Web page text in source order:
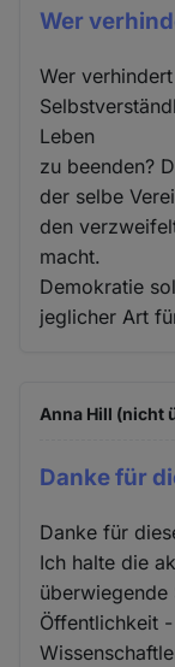
Wer
Wer
Leben
zu beenden?
der selbe
den
macht.
Demokratie
jeglicher Art
Anna Hill (nicht
Danke für
Danke für
Ich halte die
Öffentlichkeit